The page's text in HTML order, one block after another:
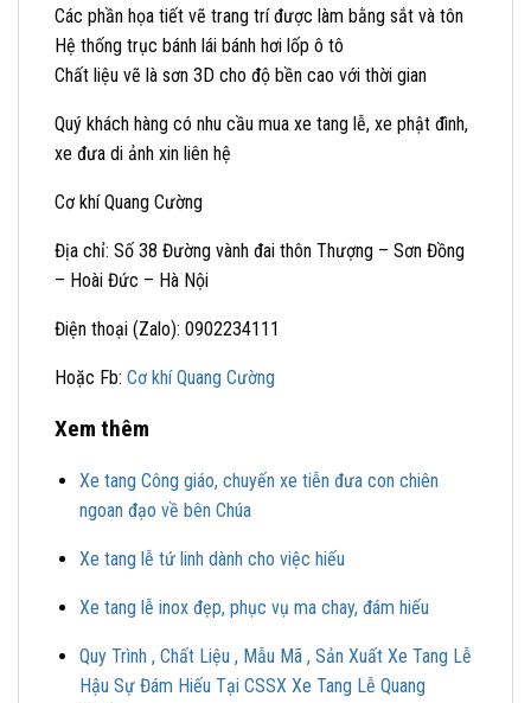
Các phần họa tiết vẽ trang trí được làm bằng sắt và tôn
Hệ thống trục bánh lái bánh hơi lốp ô tô
Chất liệu vẽ là sơn 3D cho độ bền cao với thời gian
Quý khách hàng có nhu cầu mua xe tang lễ, xe phật đình,
xe đưa di ảnh xin liên hệ
Cơ khí Quang Cường
Địa chỉ: Số 38 Đường vành đai thôn Thượng – Sơn Đồng
– Hoài Đức – Hà Nội
Điện thoại (Zalo): 0902234111
Hoặc Fb: Cơ khí Quang Cường
Xem thêm
Xe tang Công giáo, chuyến xe tiễn đưa con chiên
ngoan đạo về bên Chúa
Xe tang lễ tứ linh dành cho việc hiếu
Xe tang lễ inox đẹp, phục vụ ma chay, đám hiếu
Quy Trình , Chất Liệu , Mẫu Mã , Sản Xuất Xe Tang Lễ
Hậu Sự Đám Hiếu Tại CSSX Xe Tang Lễ Quang